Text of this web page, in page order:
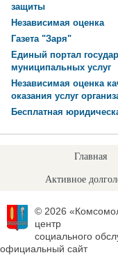
защиты
Независимая оценка
Газета "Заря"
Единый портал
муниципальных услуг
Независимая оценка
оказания услуг
Бесплатная
Главная
Активное
© 2026
центр
социального
официальный сайт